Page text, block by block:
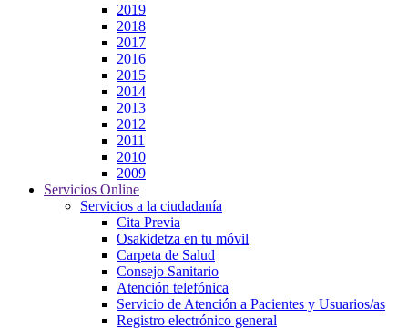
2019
2018
2017
2016
2015
2014
2013
2012
2011
2010
2009
Servicios Online
Servicios a la ciudadanía
Cita Previa
Osakidetza en tu móvil
Carpeta de Salud
Consejo Sanitario
Atención telefónica
Servicio de Atención a Pacientes y Usuarios/as
Registro electrónico general